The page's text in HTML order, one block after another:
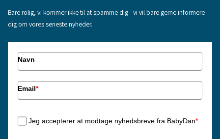
Bare rolig, vi kommer ikke til at spamme dig - vi vil bare gerne informere
dig om vores seneste nyheder.
Navn
Email*
Jeg accepterer at modtage nyhedsbreve fra BabyDan*